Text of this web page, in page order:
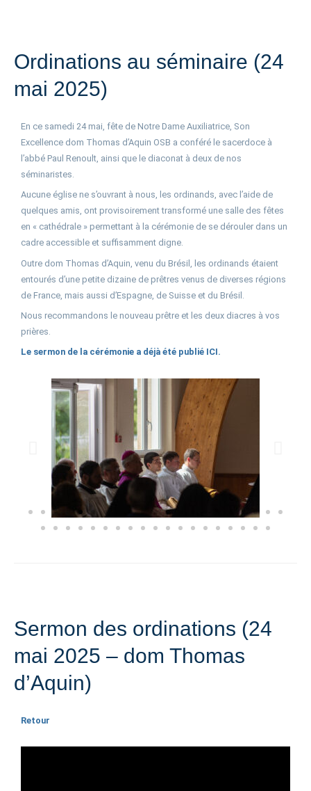
Ordinations au séminaire (24
mai 2025)
En ce samedi 24 mai, fête de Notre Dame Auxiliatrice, Son
Excellence dom Thomas d’Aquin OSB a conféré le sacerdoce à
l’abbé Paul Renoult, ainsi que le diaconat à deux de nos
séminaristes.
Aucune église ne s’ouvrant à nous, les ordinands, avec l’aide de
quelques amis, ont provisoirement transformé une salle des fêtes
en « cathédrale » permettant à la cérémonie de se dérouler dans un
cadre accessible et suffisamment digne.
Outre dom Thomas d’Aquin, venu du Brésil, les ordinands étaient
entourés d’une petite dizaine de prêtres venus de diverses régions
de France, mais aussi d’Espagne, de Suisse et du Brésil.
Nous recommandons le nouveau prêtre et les deux diacres à vos
prières.
Le sermon de la cérémonie a déjà été publié ICI.
Sermon des ordinations (24
mai 2025 – dom Thomas
d’Aquin)
Retour